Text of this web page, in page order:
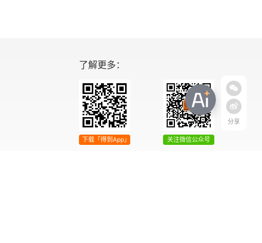
分享
了解更多：
下载「得到App」 关注微信公众号